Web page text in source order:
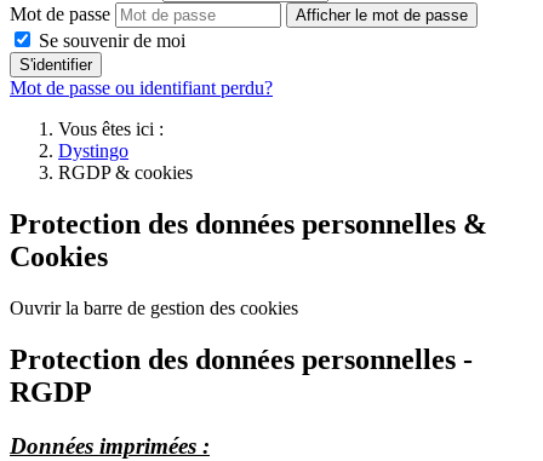
Mot de passe
Afficher le mot de passe
Se souvenir de moi
S'identifier
Mot de passe ou identifiant perdu?
Vous êtes ici :
Dystingo
RGDP & cookies
Protection des données personnelles &
Cookies
Ouvrir la barre de gestion des cookies
Protection des données personnelles -
RGDP
Données imprimées :